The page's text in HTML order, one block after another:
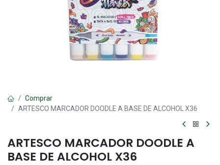
Comprar
ARTESCO MARCADOR DOODLE A BASE DE ALCOHOL X36
ARTESCO MARCADOR DOODLE A
BASE DE ALCOHOL X36